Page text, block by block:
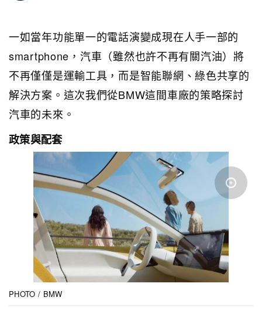
一如當年功能單一的電話演變成現在人手一部的
smartphone，汽車（雖然也許不再有關汽油）將
不再僅僅是運輸工具，而是智能聯網、綠色共享的
解決方案。這次我們從BMW這間車廠的策略探討
汽車的未來。
政策與配套
PHOTO / BMW